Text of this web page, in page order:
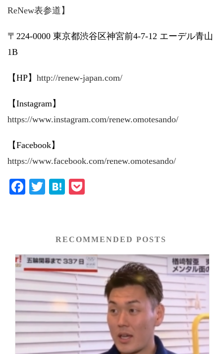
ReNew表参道】
〒224-0000 東京都渋谷区神宮前4-7-12 エーデル青山
1B
【HP】 http://renew-japan.com/
【Instagram】
https://www.instagram.com/renew.omotesando/
【Facebook】
https://www.facebook.com/renew.omotesando/
Fa
T
H
a
t
RECOMMENDED POSTS